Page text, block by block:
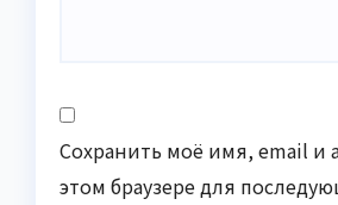
Сохранить моё имя, email и
этом браузере для